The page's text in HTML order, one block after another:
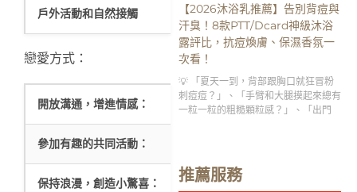
戶外活動和自然接觸 定期到戶外活動，如
戀愛方式：
開放溝通，增進情感： E型人喜歡互動和表達，因此
參加有趣的共同活動：
保持浪漫，創造小驚喜： E型人擅長表達愛意，經常製
【2026沐浴乳推薦】告別背痘與
汗臭！8款PTT/Dcard神級沐浴
露評比，抗痘煥膚、保濕香氛一
次看！
💡 「夏天一到，背部跟胸口就狂冒粉
刺痘痘？」、「手臂和大腿摸起來總有
一粒一粒的粗糙顆粒感？」、「出門
推薦服務